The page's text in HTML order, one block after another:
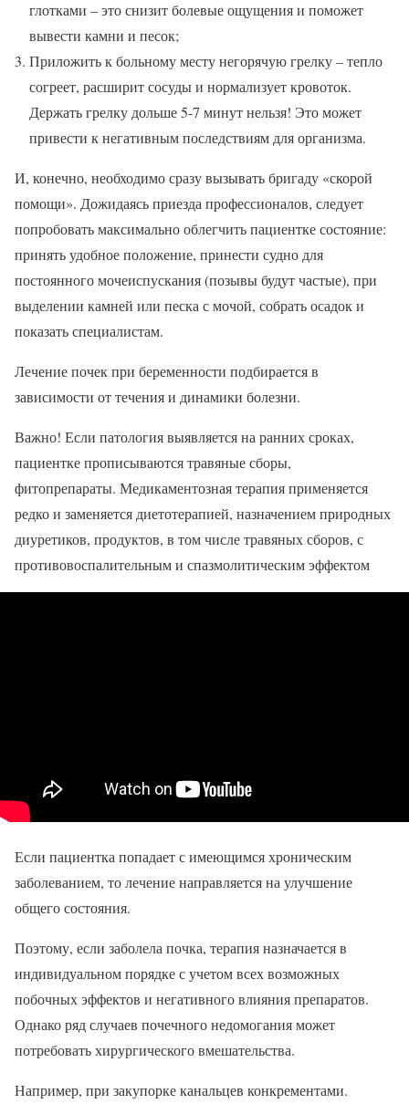
глотками – это снизит болевые ощущения и поможет
вывести камни и песок;
Приложить к больному месту негорячую грелку – тепло
согреет, расширит сосуды и нормализует кровоток.
Держать грелку дольше 5-7 минут нельзя! Это может
привести к негативным последствиям для организма.
И, конечно, необходимо сразу вызывать бригаду «скорой
помощи». Дожидаясь приезда профессионалов, следует
попробовать максимально облегчить пациентке состояние:
принять удобное положение, принести судно для
постоянного мочеиспускания (позывы будут частые), при
выделении камней или песка с мочой, собрать осадок и
показать специалистам.
Лечение почек при беременности подбирается в
зависимости от течения и динамики болезни.
Важно! Если патология выявляется на ранних сроках,
пациентке прописываются травяные сборы,
фитопрепараты. Медикаментозная терапия применяется
редко и заменяется диетотерапией, назначением природных
диуретиков, продуктов, в том числе травяных сборов, с
противовоспалительным и спазмолитическим эффектом
Если пациентка попадает с имеющимся хроническим
заболеванием, то лечение направляется на улучшение
общего состояния.
Поэтому, если заболела почка, терапия назначается в
индивидуальном порядке с учетом всех возможных
побочных эффектов и негативного влияния препаратов.
Однако ряд случаев почечного недомогания может
потребовать хирургического вмешательства.
Например, при закупорке канальцев конкрементами.